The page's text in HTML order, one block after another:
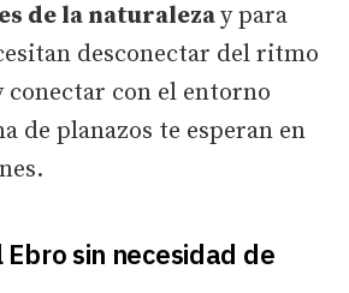
de la naturalezay para
desconectar del ritmo
conectar con el entorno
de planazos te esperan en
sin necesidad de